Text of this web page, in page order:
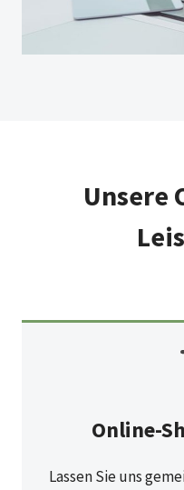
Unsere
Online-
Lassen Sie uns